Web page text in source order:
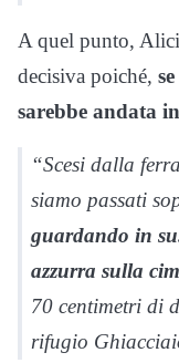
A quel punto,
decisiva poiché,
sarebbe andata
“Scesi dalla
siamo passati
guardando in
azzurra sulla
70 centimetri di
rifugio